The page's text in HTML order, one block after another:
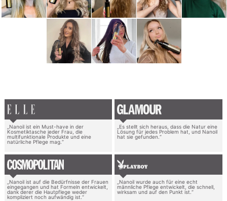
„Nanoil ist ein Must-have in der
Kosmetiktasche jeder Frau, die
multifunktionale Produkte und eine
natürliche Pflege mag.“
„Es stellt sich heraus, dass die Natur eine
Lösung für jedes Problem hat, und Nanoil
hat sie gefunden.“
„Nanoil ist auf die Bedürfnisse der Frauen
eingegangen und hat Formeln entwickelt,
dank derer die Hautpflege weder
kompliziert noch aufwändig ist.“
„Nanoil wurde auch für eine echt
männliche Pflege entwickelt, die schnell,
wirksam und auf den Punkt ist.“